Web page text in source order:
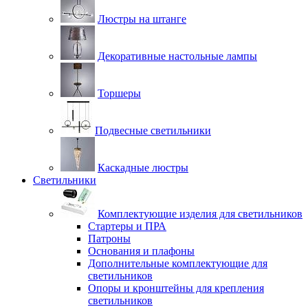
Люстры на штанге
Декоративные настольные лампы
Торшеры
Подвесные светильники
Каскадные люстры
Светильники
Комплектующие изделия для светильников
Стартеры и ПРА
Патроны
Основания и плафоны
Дополнительные комплектующие для
светильников
Опоры и кронштейны для крепления
светильников